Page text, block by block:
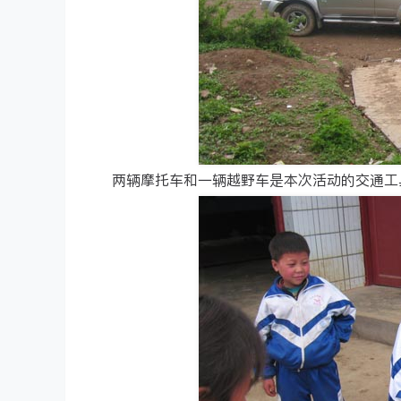
两辆摩托车和一辆越野车是本次活动的交通